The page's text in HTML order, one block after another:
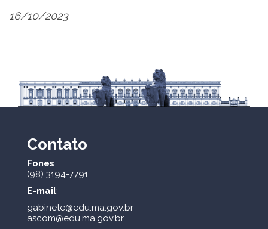
16/10/2023
Contato
Fones:
(98) 3194-7791
E-mail:
gabinete@edu.ma.gov.br
ascom@edu.ma.gov.br